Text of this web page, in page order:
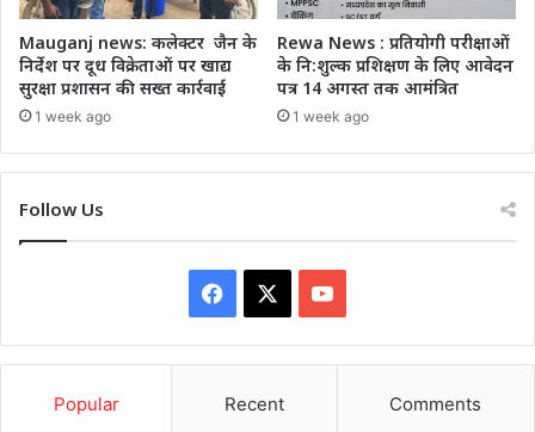
Mauganj news: कलेक्टर जैन के
निर्देश पर दूध विक्रेताओं पर खाद्य
सुरक्षा प्रशासन की सख्त कार्रवाई
1 week ago
Rewa News : प्रतियोगी परीक्षाओं
के नि:शुल्क प्रशिक्षण के लिए आवेदन
पत्र 14 अगस्त तक आमंत्रित
1 week ago
Follow Us
Facebook YouTube
Popular Recent Comments